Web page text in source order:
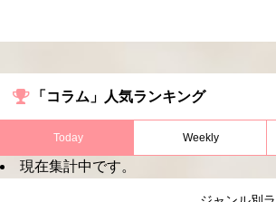
「コラム」人気ランキング
Today Weekly
現在集計中です。